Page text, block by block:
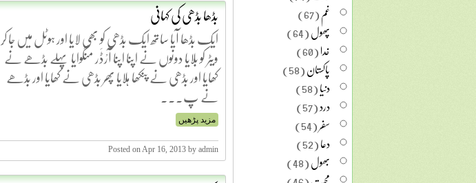
بڈھا بڈھی کی کہانی
ایک بڈھا آیا ساتھ ایک بڈھی کو بھی لایا اور ہوٹل میں جا کر
ویٹر کو بلایا دونوں نے اپنا اپنا آرْڈَر منگوایا پہلے بڈھے نے
کھایا اور بڈھی نے پنکھا ہلایا پھر بڈھی نے کھایا اور بڈھے
نے پ...
مزید پڑھیں
Posted on Apr 16, 2013 by admin
غم(67)
پھول(64)
خدا(60)
پاکستان(58)
دنیا(58)
درد(57)
سفر(54)
دعا(52)
بھول(48)